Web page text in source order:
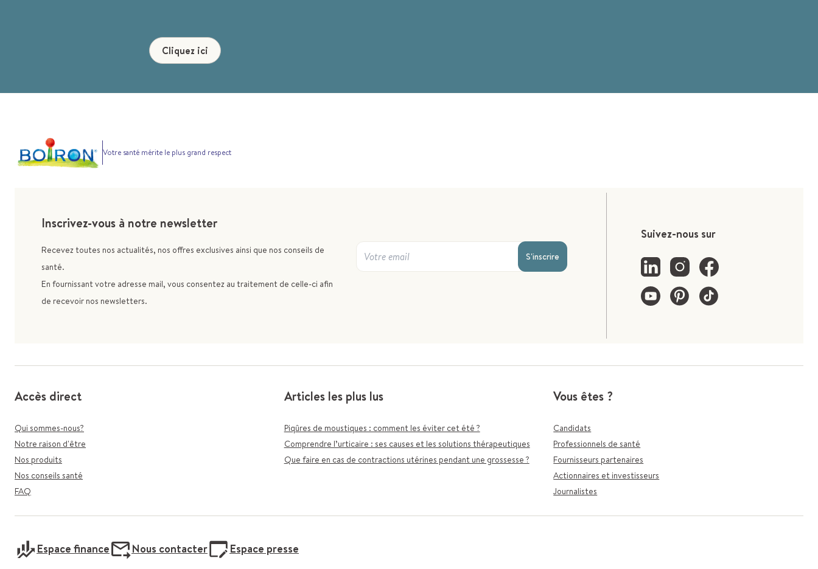
Cliquez ici
Votre santé mérite le plus grand respect
Inscrivez-vous à notre newsletter
Recevez toutes nos actualités, nos offres exclusives ainsi que nos conseils de
santé.
En fournissant votre adresse mail, vous consentez au traitement de celle-ci afin
de recevoir nos newsletters.
S'inscrire
Suivez-nous sur
Accès direct
Qui sommes-nous?
Notre raison d'être
Nos produits
Nos conseils santé
FAQ
Articles les plus lus
Piqûres de moustiques : comment les éviter cet été ?
Comprendre l’urticaire : ses causes et les solutions thérapeutiques
Que faire en cas de contractions utérines pendant une grossesse ?
Vous êtes ?
Candidats
Professionnels de santé
Fournisseurs partenaires
Actionnaires et investisseurs
Journalistes
Espace finance Nous contacter Espace presse